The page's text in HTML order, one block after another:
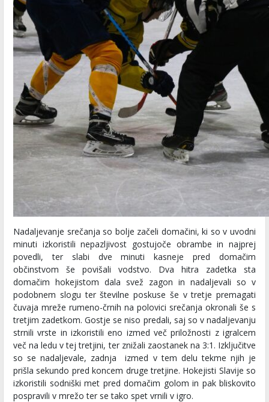
Nadaljevanje srečanja so bolje začeli domačini, ki so v uvodni
minuti izkoristili nepazljivost gostujoče obrambe in najprej
povedli, ter slabi dve minuti kasneje pred domačim
občinstvom še povišali vodstvo. Dva hitra zadetka sta
domačim hokejistom dala svež zagon in nadaljevali so v
podobnem slogu ter številne poskuse še v tretje premagati
čuvaja mreže rumeno-črnih na polovici srečanja okronali še s
tretjim zadetkom. Gostje se niso predali, saj so v nadaljevanju
strnili vrste in izkoristili eno izmed več priložnosti z igralcem
več na ledu v tej tretjini, ter znižali zaostanek na 3:1. Izključitve
so se nadaljevale, zadnja izmed v tem delu tekme njih je
prišla sekundo pred koncem druge tretjine. Hokejisti Slavije so
izkoristili sodniški met pred domačim golom in pak bliskovito
pospravili v mrežo ter se tako spet vrnili v igro.